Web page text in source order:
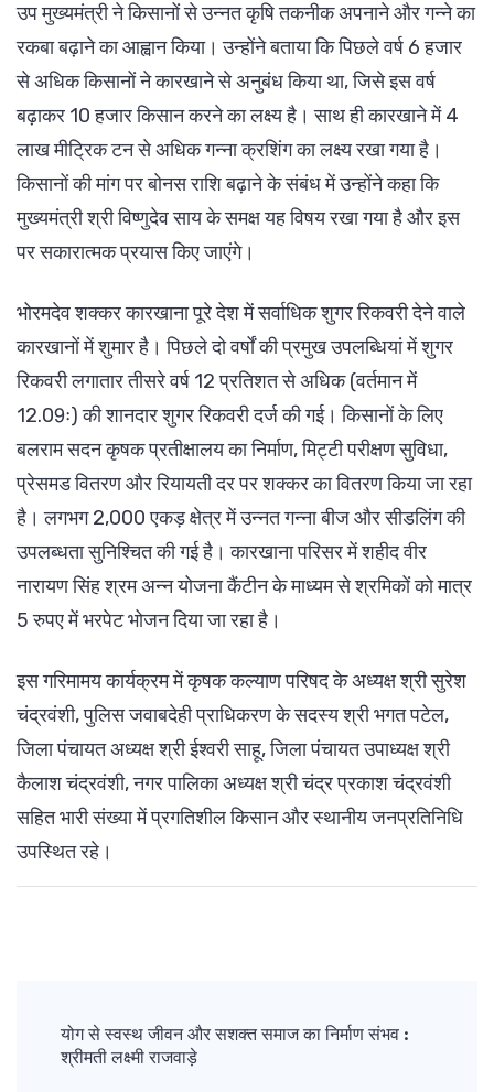
उप मुख्यमंत्री ने किसानों से उन्नत कृषि तकनीक अपनाने और गन्ने का
रकबा बढ़ाने का आह्वान किया। उन्होंने बताया कि पिछले वर्ष 6 हजार
से अधिक किसानों ने कारखाने से अनुबंध किया था, जिसे इस वर्ष
बढ़ाकर 10 हजार किसान करने का लक्ष्य है। साथ ही कारखाने में 4
लाख मीट्रिक टन से अधिक गन्ना क्रशिंग का लक्ष्य रखा गया है।
किसानों की मांग पर बोनस राशि बढ़ाने के संबंध में उन्होंने कहा कि
मुख्यमंत्री श्री विष्णुदेव साय के समक्ष यह विषय रखा गया है और इस
पर सकारात्मक प्रयास किए जाएंगे।
भोरमदेव शक्कर कारखाना पूरे देश में सर्वाधिक शुगर रिकवरी देने वाले
कारखानों में शुमार है। पिछले दो वर्षों की प्रमुख उपलब्धियां में शुगर
रिकवरी लगातार तीसरे वर्ष 12 प्रतिशत से अधिक (वर्तमान में
12.09ः) की शानदार शुगर रिकवरी दर्ज की गई। किसानों के लिए
बलराम सदन कृषक प्रतीक्षालय का निर्माण, मिट्टी परीक्षण सुविधा,
प्रेसमड वितरण और रियायती दर पर शक्कर का वितरण किया जा रहा
है। लगभग 2,000 एकड़ क्षेत्र में उन्नत गन्ना बीज और सीडलिंग की
उपलब्धता सुनिश्चित की गई है। कारखाना परिसर में शहीद वीर
नारायण सिंह श्रम अन्न योजना कैंटीन के माध्यम से श्रमिकों को मात्र
5 रुपए में भरपेट भोजन दिया जा रहा है।
इस गरिमामय कार्यक्रम में कृषक कल्याण परिषद के अध्यक्ष श्री सुरेश
चंद्रवंशी, पुलिस जवाबदेही प्राधिकरण के सदस्य श्री भगत पटेल,
जिला पंचायत अध्यक्ष श्री ईश्वरी साहू, जिला पंचायत उपाध्यक्ष श्री
कैलाश चंद्रवंशी, नगर पालिका अध्यक्ष श्री चंद्र प्रकाश चंद्रवंशी
सहित भारी संख्या में प्रगतिशील किसान और स्थानीय जनप्रतिनिधि
उपस्थित रहे।
Navigation
योग से स्वस्थ जीवन और सशक्त समाज का निर्माण संभव :
श्रीमती लक्ष्मी राजवाड़े